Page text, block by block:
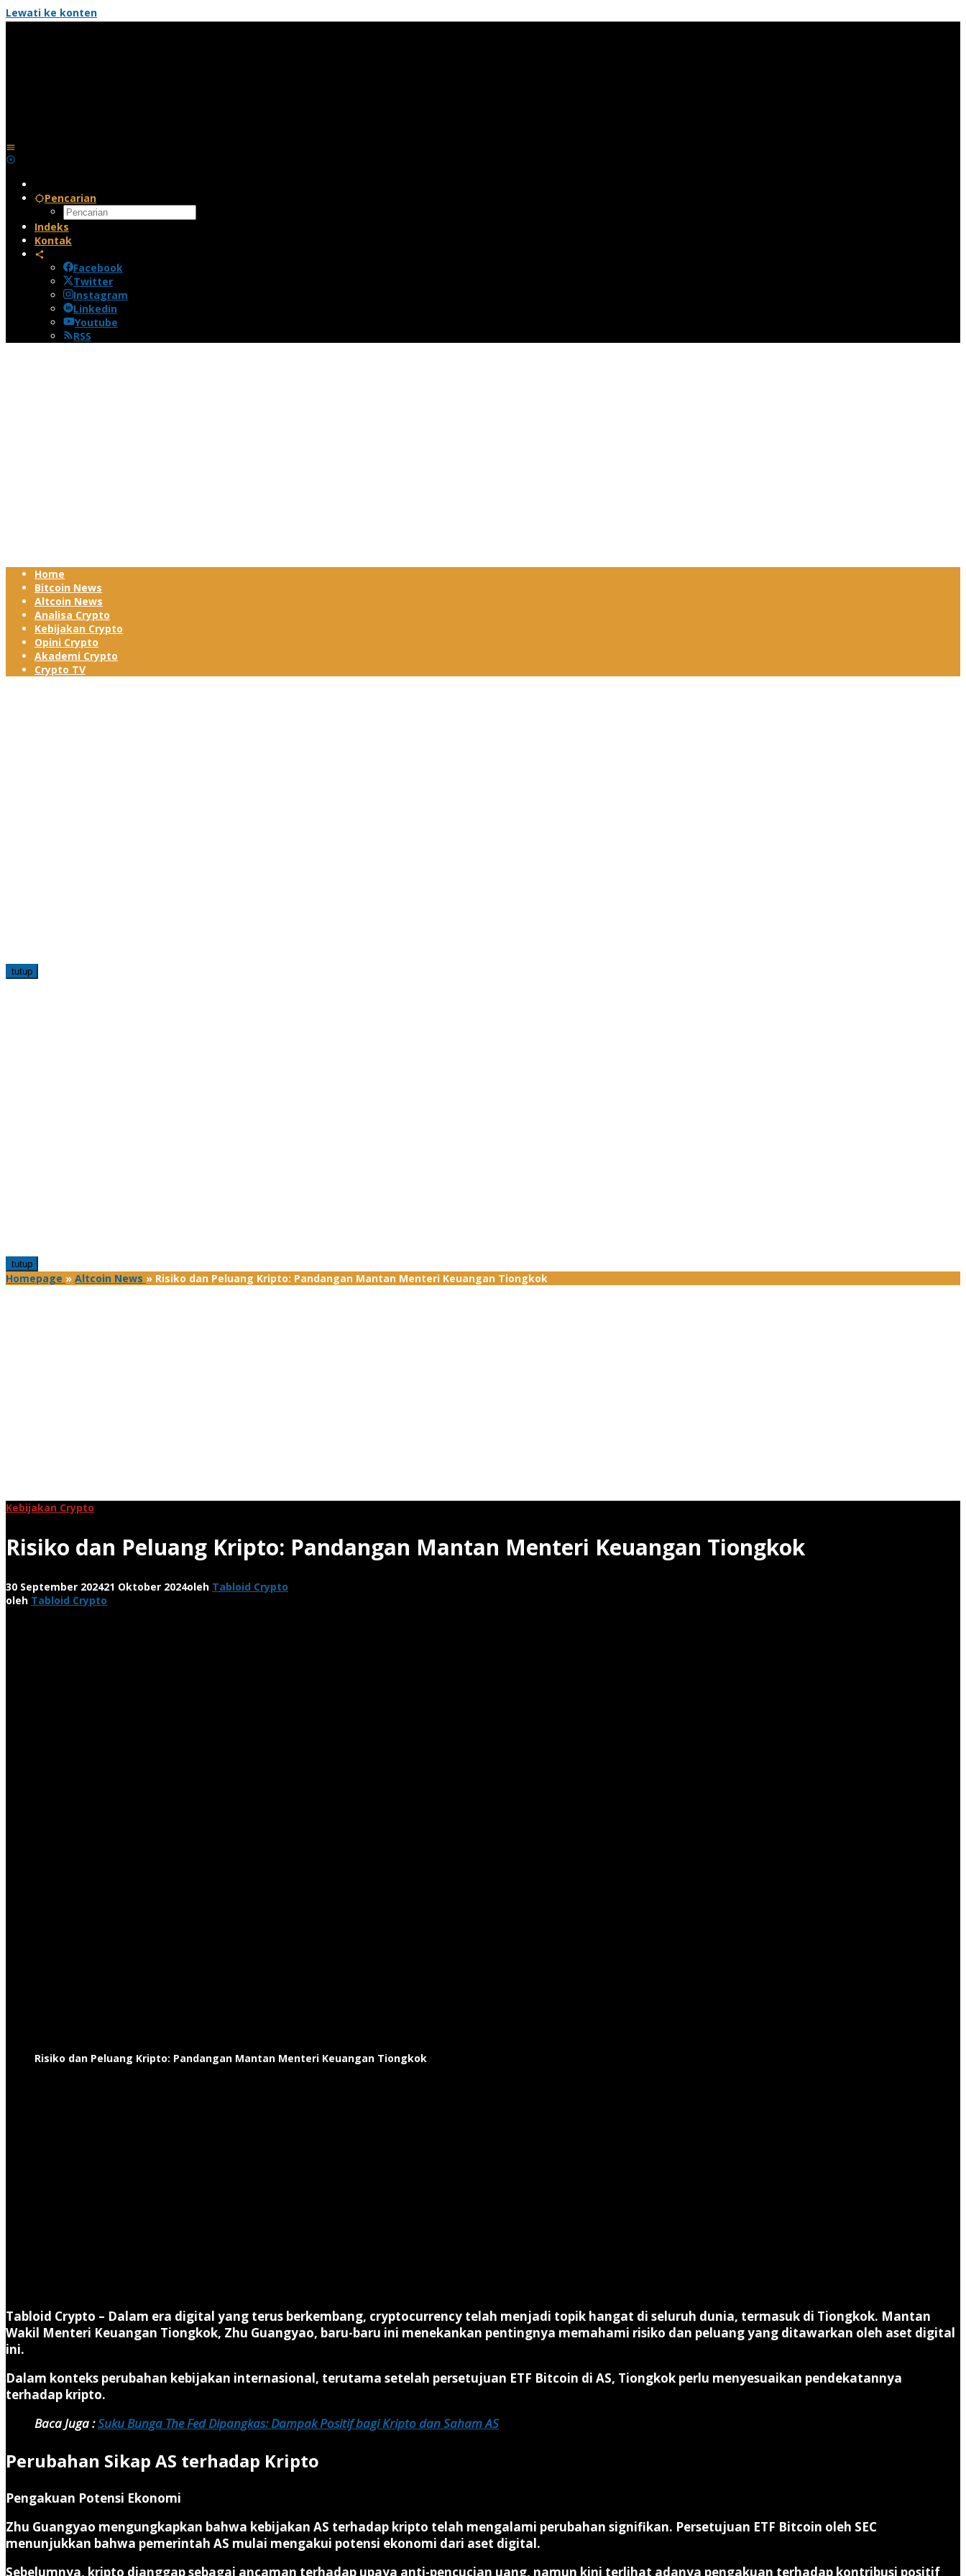
Lewati ke konten
Pencarian
Indeks
Kontak
Facebook
Twitter
Instagram
Linkedin
Youtube
RSS
Home
Bitcoin News
Altcoin News
Analisa Crypto
Kebijakan Crypto
Opini Crypto
Akademi Crypto
Crypto TV
tutup
tutup
Homepage » Altcoin News » Risiko dan Peluang Kripto: Pandangan Mantan Menteri Keuangan Tiongkok
Kebijakan Crypto
Risiko dan Peluang Kripto: Pandangan Mantan Menteri Keuangan Tiongkok
30 September 202421 Oktober 2024oleh Tabloid Crypto
oleh Tabloid Crypto
Risiko dan Peluang Kripto: Pandangan Mantan Menteri Keuangan Tiongkok
Tabloid Crypto – Dalam era digital yang terus berkembang, cryptocurrency telah menjadi topik hangat di seluruh dunia, termasuk di Tiongkok. Mantan
Wakil Menteri Keuangan Tiongkok, Zhu Guangyao, baru-baru ini menekankan pentingnya memahami risiko dan peluang yang ditawarkan oleh aset digital
ini.
Dalam konteks perubahan kebijakan internasional, terutama setelah persetujuan ETF Bitcoin di AS, Tiongkok perlu menyesuaikan pendekatannya
terhadap kripto.
Baca Juga :Suku Bunga The Fed Dipangkas: Dampak Positif bagi Kripto dan Saham AS
Perubahan Sikap AS terhadap Kripto
Pengakuan Potensi Ekonomi
Zhu Guangyao mengungkapkan bahwa kebijakan AS terhadap kripto telah mengalami perubahan signifikan. Persetujuan ETF Bitcoin oleh SEC
menunjukkan bahwa pemerintah AS mulai mengakui potensi ekonomi dari aset digital.
Sebelumnya, kripto dianggap sebagai ancaman terhadap upaya anti-pencucian uang, namun kini terlihat adanya pengakuan terhadap kontribusi positif